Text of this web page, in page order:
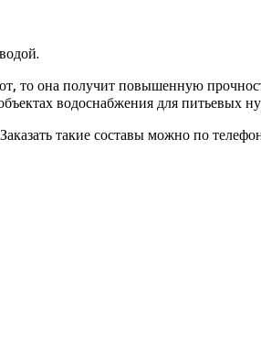
то она получит повышенную
водоснабжения для питьевых
такие составы можно по